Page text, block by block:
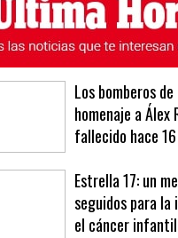
Los bomberos
homenaje a Álex
fallecido hace
Estrella 17: un
seguidos para
el cáncer infantil